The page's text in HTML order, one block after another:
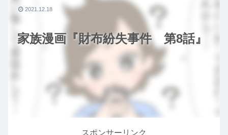
家族漫画『財布紛失事件 第8話』
2021.12.18
スポンサーリンク